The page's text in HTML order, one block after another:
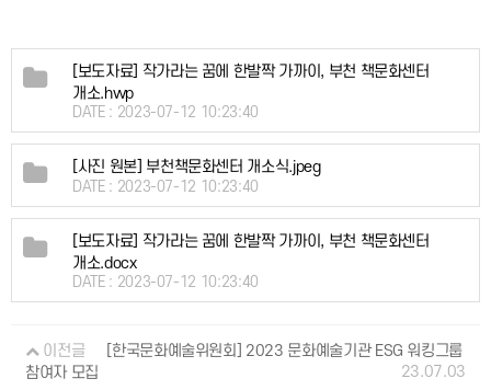
[보도자료] 작가라는 꿈에 한발짝 가까이, 부천 책문화센터
개소.hwp
DATE : 2023-07-12 10:23:40
[사진 원본] 부천책문화센터 개소식.jpeg
DATE : 2023-07-12 10:23:40
[보도자료] 작가라는 꿈에 한발짝 가까이, 부천 책문화센터
개소.docx
DATE : 2023-07-12 10:23:40
이전글
[한국문화예술위원회] 2023 문화예술기관 ESG 워킹그룹
참여자 모집
23.07.03